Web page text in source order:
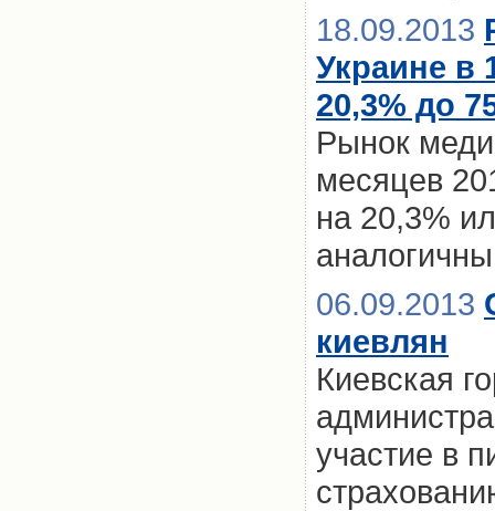
18.09.2013
Украине в
20,3% до
Рынок
месяцев
на 20,3%
06.09.2013
киевлян
Киевская
участие в